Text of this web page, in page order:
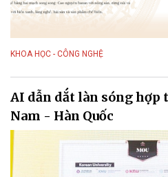
KHOA HỌC - CÔNG NGHỆ
AI dẫn dắt làn sóng hợp
Nam - Hàn Quốc